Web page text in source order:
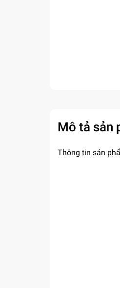
Mô tả sản
Thông tin sản